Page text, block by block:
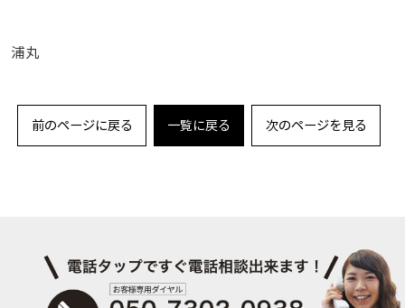
浦丸
前のページに戻る 一覧に戻る 次のページを見る